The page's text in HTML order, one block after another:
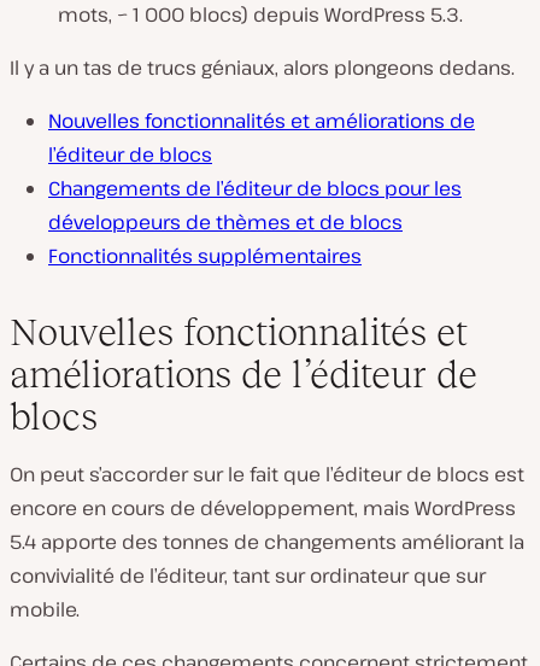
mots, ~ 1 000 blocs) depuis WordPress 5.3.
Il y a un tas de trucs géniaux, alors plongeons dedans.
Nouvelles fonctionnalités et améliorations de
l’éditeur de blocs
Changements de l’éditeur de blocs pour les
développeurs de thèmes et de blocs
Fonctionnalités supplémentaires
Nouvelles fonctionnalités et
améliorations de l’éditeur de
blocs
On peut s’accorder sur le fait que l’éditeur de blocs est
encore en cours de développement, mais WordPress
5.4 apporte des tonnes de changements améliorant la
convivialité de l’éditeur, tant sur ordinateur que sur
mobile.